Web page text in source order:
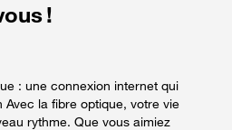
!
: une connexion internet qui
Avec la fibre optique, votre vie
rythme. Que vous aimiez